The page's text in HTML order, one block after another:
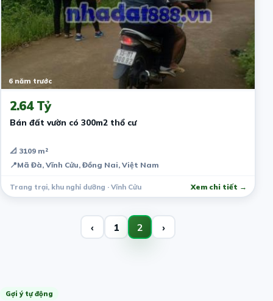
6 năm trước
2.64 Tỷ
Bán đất vườn có 300m2 thổ cư
📐 3109 m²
📍Mã Đà, Vĩnh Cửu, Đồng Nai, Việt Nam
Trang trại, khu nghỉ dưỡng · Vĩnh Cửu Xem chi tiết →
‹ 1 2 ›
Gợi ý tự động